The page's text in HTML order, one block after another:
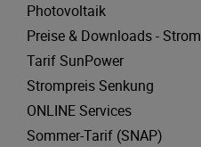
Photovoltaik
Preise & Downloads - Strom
Tarif SunPower
Strompreis Senkung
ONLINE Services
Sommer-Tarif (SNAP)